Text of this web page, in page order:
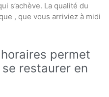
s’achève. La qualité du
, que vous arriviez à midi
permet
restaurer en